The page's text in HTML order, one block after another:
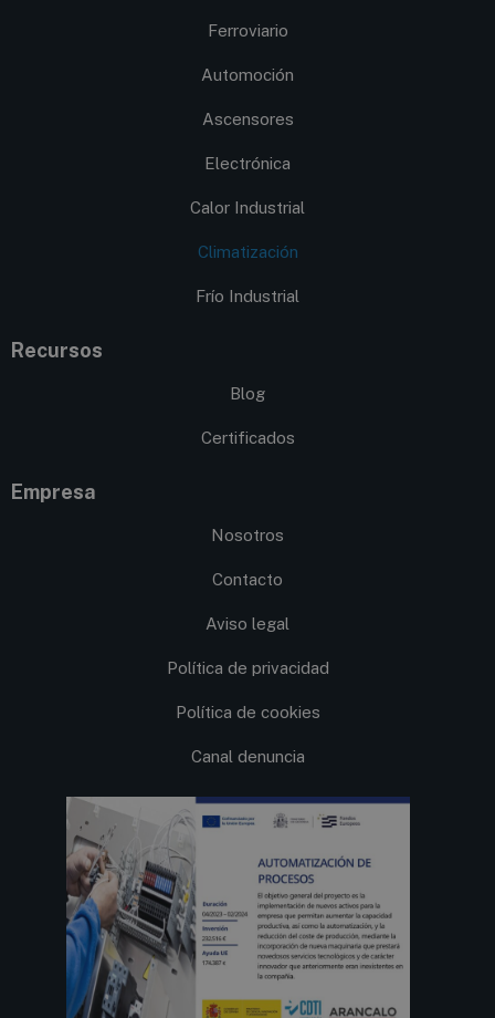
Ferroviario
Automoción
Ascensores
Electrónica
Calor Industrial
Climatización
Frío Industrial
Recursos
Blog
Certificados
Empresa
Nosotros
Contacto
Aviso legal
Política de privacidad
Política de cookies
Canal denuncia